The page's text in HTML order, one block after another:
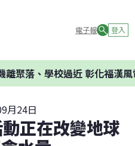
電子報 登入
聚落、學校過近 彰化福漢風
月24日
正在改變地球